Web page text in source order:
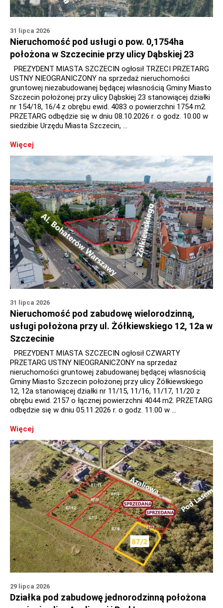
31 lipca 2026
Nieruchomość pod usługi o pow. 0,1754ha
położona w Szczecinie przy ulicy Dąbskiej 23
PREZYDENT MIASTA SZCZECIN ogłosił TRZECI PRZETARG
USTNY NIEOGRANICZONY na sprzedaż nieruchomości
gruntowej niezabudowanej będącej własnością Gminy Miasto
Szczecin położonej przy ulicy Dąbskiej 23 stanowiącej działki
nr 154/18, 16/4 z obrębu ewid. 4083 o powierzchni 1754 m2.
PRZETARG odbędzie się w dniu 08.10.2026 r. o godz. 10.00 w
siedzibie Urzędu Miasta Szczecin, …
Więcej
31 lipca 2026
Nieruchomość pod zabudowę wielorodzinną,
usługi położona przy ul. Żółkiewskiego 12, 12a w
Szczecinie
PREZYDENT MIASTA SZCZECIN ogłosił CZWARTY
PRZETARG USTNY NIEOGRANICZONY na sprzedaż
nieruchomości gruntowej zabudowanej będącej własnością
Gminy Miasto Szczecin położonej przy ulicy Żółkiewskiego
12, 12a stanowiącej działki nr 11/15, 11/16, 11/17, 11/20 z
obrębu ewid. 2157 o łącznej powierzchni 4044 m2. PRZETARG
odbędzie się w dniu 05.11.2026 r. o godz. 11.00 w …
Więcej
29 lipca 2026
Działka pod zabudowę jednorodzinną położona